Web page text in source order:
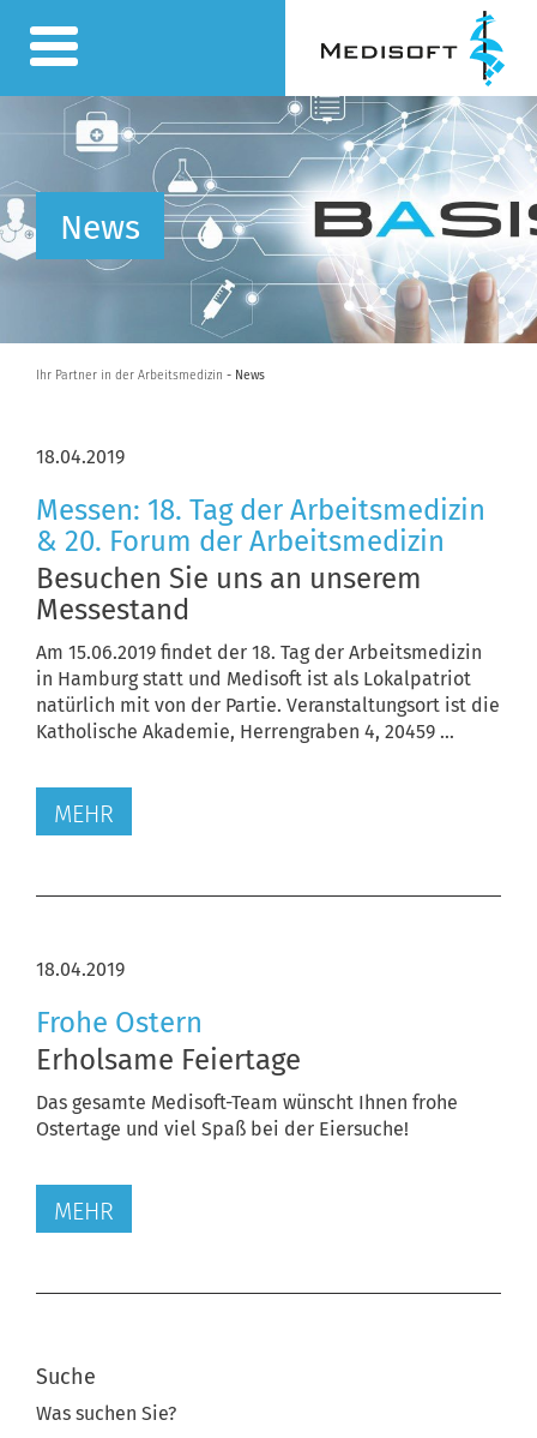
News
Ihr Partner in der Arbeitsmedizin - News
18.04.2019
Messen: 18. Tag der Arbeitsmedizin
& 20. Forum der Arbeitsmedizin
Besuchen Sie uns an unserem
Messestand
Am 15.06.2019 findet der 18. Tag der Arbeitsmedizin
in Hamburg statt und Medisoft ist als Lokalpatriot
natürlich mit von der Partie. Veranstaltungsort ist die
Katholische Akademie, Herrengraben 4, 20459 ...
MEHR
18.04.2019
Frohe Ostern
Erholsame Feiertage
Das gesamte Medisoft-Team wünscht Ihnen frohe
Ostertage und viel Spaß bei der Eiersuche!
MEHR
Suche
Was suchen Sie?